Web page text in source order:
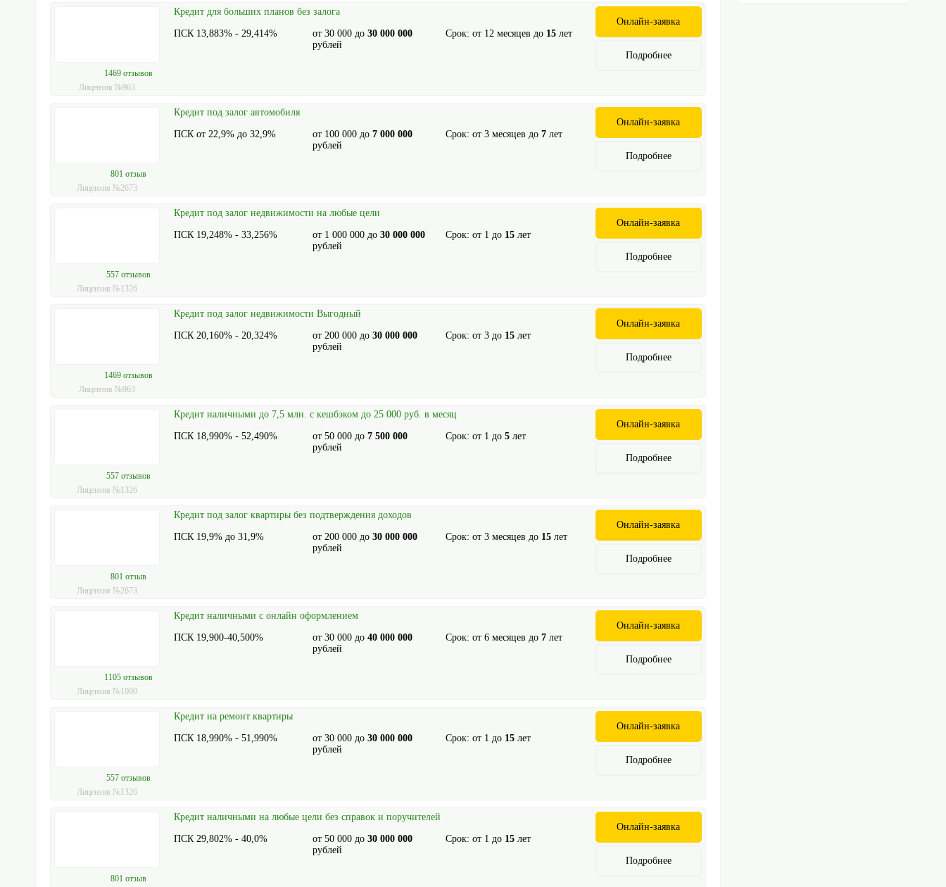
1469 отзывов
Лицензия №963
Кредит для больших планов без залога
ПСК 13,883% - 29,414% от 30 000до 30 000 000
рублей
Срок: от 12месяцев до 15лет
Онлайн-заявка
Подробнее
801 отзыв
Лицензия №2673
Кредит под залог автомобиля
ПСК от 22,9% до 32,9% от 100 000до 7 000 000
рублей
Срок: от 3месяцев до 7лет
Онлайн-заявка
Подробнее
557 отзывов
Лицензия №1326
Кредит под залог недвижимости на любые цели
ПСК 19,248% - 33,256% от 1 000 000до 30 000 000
рублей
Срок: от 1 до 15лет
Онлайн-заявка
Подробнее
1469 отзывов
Лицензия №963
Кредит под залог недвижимости Выгодный
ПСК 20,160% - 20,324% от 200 000до 30 000 000
рублей
Срок: от 3до 15лет
Онлайн-заявка
Подробнее
557 отзывов
Лицензия №1326
Кредит наличными до 7,5 млн. с кешбэком до 25 000 руб. в месяц
ПСК 18,990% - 52,490% от 50 000до 7 500 000
рублей
Срок: от 1 до 5лет
Онлайн-заявка
Подробнее
801 отзыв
Лицензия №2673
Кредит под залог квартиры без подтверждения доходов
ПСК 19,9% до 31,9% от 200 000до 30 000 000
рублей
Срок: от 3месяцев до 15лет
Онлайн-заявка
Подробнее
1105 отзывов
Лицензия №1000
Кредит наличными с онлайн оформлением
ПСК 19,900-40,500% от 30 000до 40 000 000
рублей
Срок: от 6месяцев до 7лет
Онлайн-заявка
Подробнее
557 отзывов
Лицензия №1326
Кредит на ремонт квартиры
ПСК 18,990% - 51,990% от 30 000до 30 000 000
рублей
Срок: от 1 до 15лет
Онлайн-заявка
Подробнее
801 отзыв
Кредит наличными на любые цели без справок и поручителей
ПСК 29,802% - 40,0% от 50 000до 30 000 000
рублей
Срок: от 1 до 15лет
Онлайн-заявка
Подробнее